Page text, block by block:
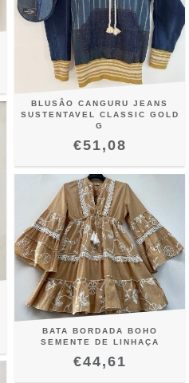
BLUSÂO CANGURU JEANS
SUSTENTAVEL CLASSIC GOLD
G
€51,08
BATA BORDADA BOHO
SEMENTE DE LINHAÇA
€44,61